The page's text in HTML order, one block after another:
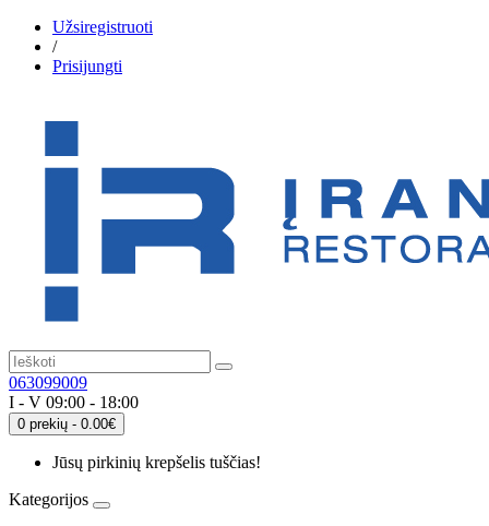
Užsiregistruoti
/
Prisijungti
063099009
I - V 09:00 - 18:00
0 prekių - 0.00€
Jūsų pirkinių krepšelis tuščias!
Kategorijos